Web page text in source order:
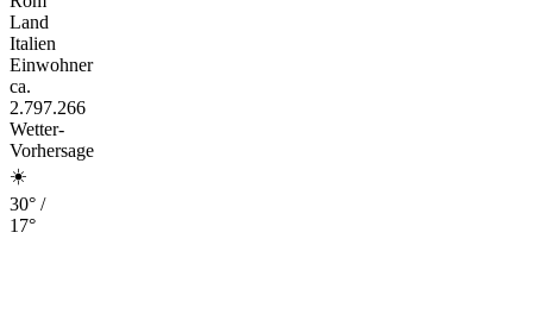
Land
Italien
Einwohner
ca.
2.797.266
Wetter-
Vorhersage
☀️
30° /
17°